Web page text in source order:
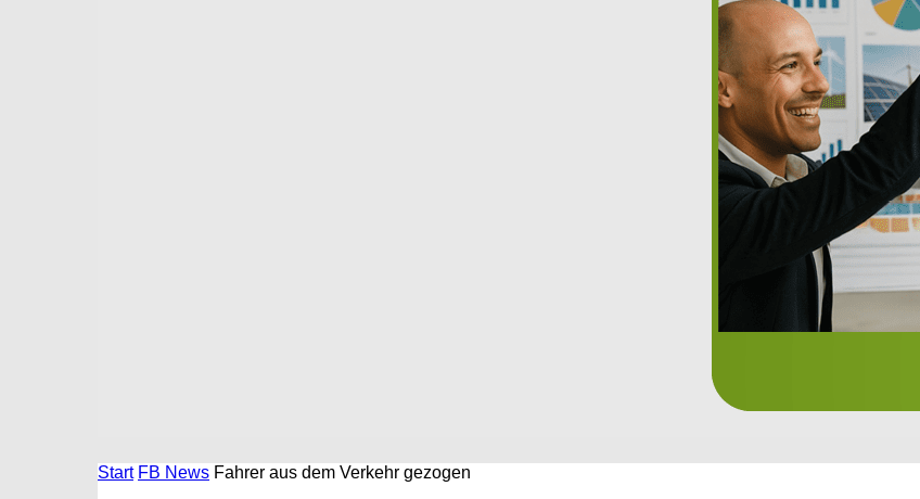
Start FB News Fahrer aus dem Verkehr gezogen